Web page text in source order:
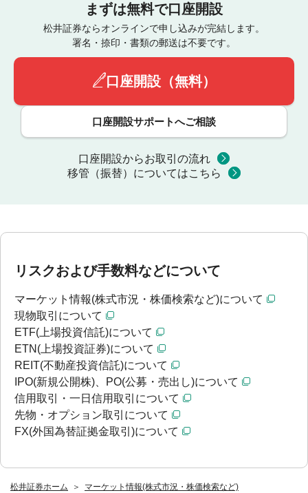
松井証券ホーム
マーケット情報(株式市況・株価検索など)
まずは無料で口座開設
松井証券ならオンラインで申し込みが完結します。
署名・捺印・書類の郵送は不要です。
口座開設（無料）
口座開設サポートへご相談
口座開設からお取引の流れ
移管（振替）についてはこちら
リスクおよび手数料などについて
マーケット情報(株式市況・株価検索など)について
現物取引について
ETF(上場投資信託)について
ETN(上場投資証券)について
REIT(不動産投資信託)について
IPO(新規公開株)、PO(公募・売出し)について
信用取引・一日信用取引について
先物・オプション取引について
FX(外国為替証拠金取引)について